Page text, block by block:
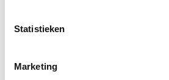
Statistieken
Marketing
Wachtwoord